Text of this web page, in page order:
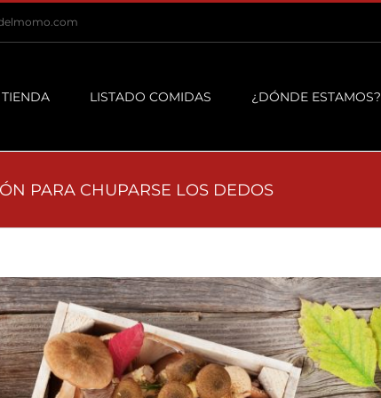
LISTADO COMIDAS ¿DÓNDE ESTAMOS?
PARA CHUPARSE LOS DEDOS